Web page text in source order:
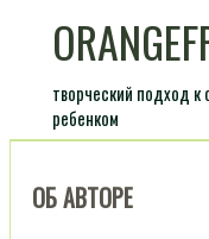
творческий подход
ребенком
ОБ АВТОРЕ